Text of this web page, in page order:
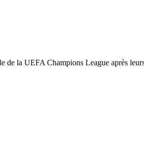
la UEFA Champions League après